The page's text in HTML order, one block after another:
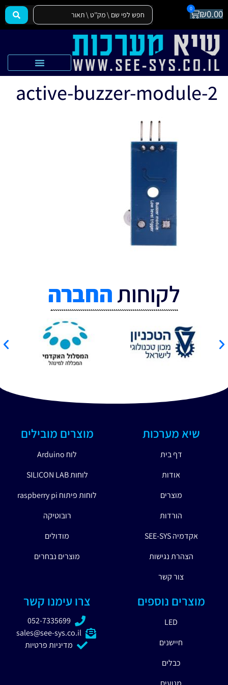
₪0.00
0
active-buzzer-module-2
לקוחותהחברה
שיא מערכות
דף בית
אודות
מוצרים
הורדות
אקדמיה SEE-SYS
הצהרת נגישות
צור קשר
מוצרים מובילים
לוח Arduino
לוחות SILICON LAB
לוחות פיתוח raspberry pi
רובוטיקה
מודולים
מוצרים נבחרים
מוצרים נוספים
LED
חיישנים
כבלים
צרו עימנו קשר
052-7335699
sales@see-sys.co.il
מדיניות פרטיות